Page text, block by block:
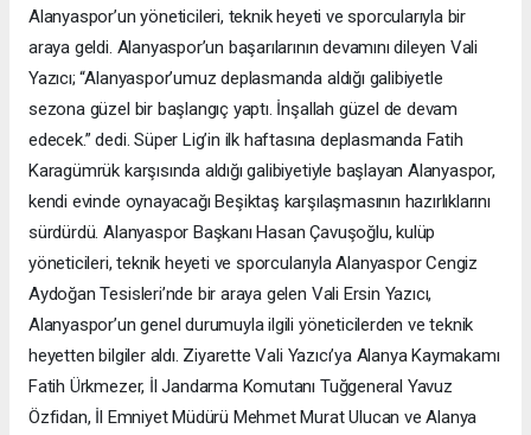
Alanyaspor’un yöneticileri, teknik heyeti ve sporcularıyla bir
araya geldi. Alanyaspor’un başarılarının devamını dileyen Vali
Yazıcı; “Alanyaspor’umuz deplasmanda aldığı galibiyetle
sezona güzel bir başlangıç yaptı. İnşallah güzel de devam
edecek.” dedi. Süper Lig’in ilk haftasına deplasmanda Fatih
Karagümrük karşısında aldığı galibiyetiyle başlayan Alanyaspor,
kendi evinde oynayacağı Beşiktaş karşılaşmasının hazırlıklarını
sürdürdü. Alanyaspor Başkanı Hasan Çavuşoğlu, kulüp
yöneticileri, teknik heyeti ve sporcularıyla Alanyaspor Cengiz
Aydoğan Tesisleri’nde bir araya gelen Vali Ersin Yazıcı,
Alanyaspor’un genel durumuyla ilgili yöneticilerden ve teknik
heyetten bilgiler aldı. Ziyarette Vali Yazıcı’ya Alanya Kaymakamı
Fatih Ürkmezer, İl Jandarma Komutanı Tuğgeneral Yavuz
Özfidan, İl Emniyet Müdürü Mehmet Murat Ulucan ve Alanya